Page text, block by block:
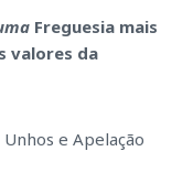
Freguesia mais
valores da
e Apelação